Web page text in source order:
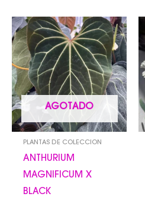
AGOTADO
PLANTAS DE COLECCION
ANTHURIUM
MAGNIFICUM X
BLACK